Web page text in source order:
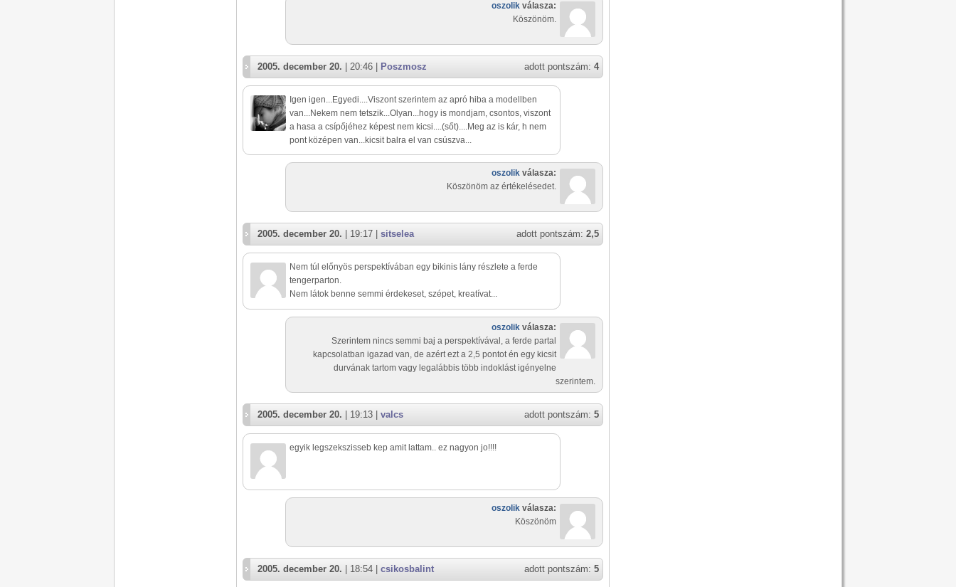
oszolik válasza:
Köszönöm.
adott pontszám: 4
2005. december 20. | 20:46 | Poszmosz
Igen igen...Egyedi....Viszont szerintem az apró hiba a modellben
van...Nekem nem tetszik...Olyan...hogy is mondjam, csontos, viszont
a hasa a csípőjéhez képest nem kicsi....(sőt)....Meg az is kár, h nem
pont középen van...kicsit balra el van csúszva...
oszolik válasza:
Köszönöm az értékelésedet.
adott pontszám: 2,5
2005. december 20. | 19:17 | sitselea
Nem túl előnyös perspektívában egy bikinis lány részlete a ferde
tengerparton.
Nem látok benne semmi érdekeset, szépet, kreatívat...
oszolik válasza:
Szerintem nincs semmi baj a perspektívával, a ferde partal
kapcsolatban igazad van, de azért ezt a 2,5 pontot én egy kicsit
durvának tartom vagy legalábbis több indoklást igényelne
szerintem.
adott pontszám: 5
2005. december 20. | 19:13 | valcs
egyik legszekszisseb kep amit lattam.. ez nagyon jo!!!!
oszolik válasza:
Köszönöm
adott pontszám: 5
2005. december 20. | 18:54 | csikosbalint